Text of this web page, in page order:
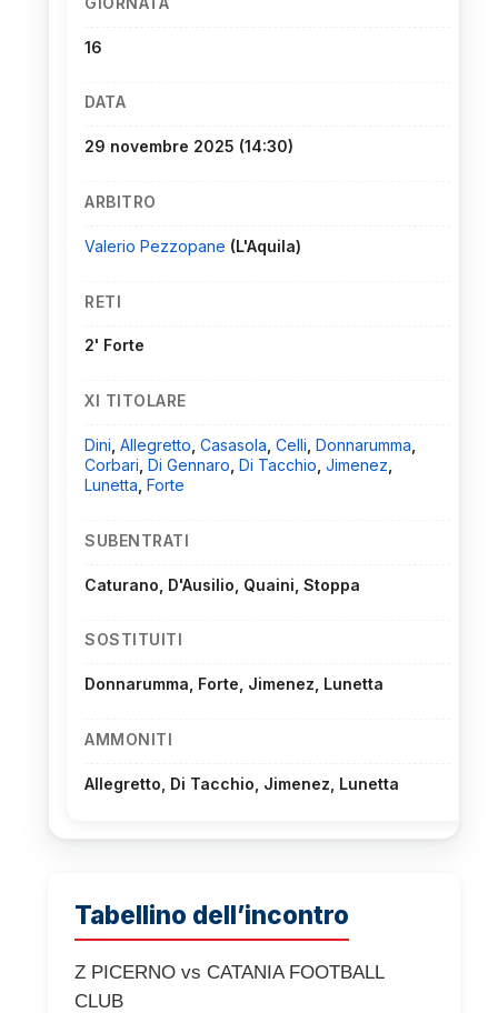
16
DATA
29 novembre 2025 (14:30)
ARBITRO
Valerio Pezzopane (L'Aquila)
RETI
2' Forte
XI TITOLARE
Dini Allegretto Casasola Celli Donnarumma
Corbari Di Gennaro Di Tacchio Jimenez
Lunetta Forte
SUBENTRATI
Caturano, D'Ausilio, Quaini, Stoppa
SOSTITUITI
Donnarumma, Forte, Jimenez, Lunetta
AMMONITI
Allegretto, Di Tacchio, Jimenez, Lunetta
Tabellino dell’incontro
Z PICERNO vs CATANIA FOOTBALL
CLUB